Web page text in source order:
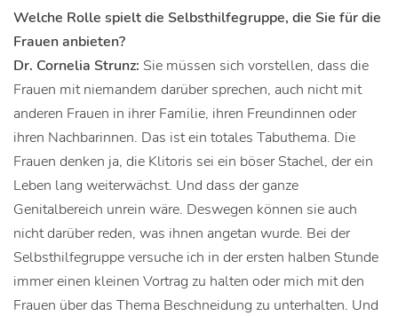
Welche Rolle spielt die Selbsthilfegruppe, die Sie für die
Frauen anbieten?
Dr. Cornelia Strunz: Sie müssen sich vorstellen, dass die
Frauen mit niemandem darüber sprechen, auch nicht mit
anderen Frauen in ihrer Familie, ihren Freundinnen oder
ihren Nachbarinnen. Das ist ein totales Tabuthema. Die
Frauen denken ja, die Klitoris sei ein böser Stachel, der ein
Leben lang weiterwächst. Und dass der ganze
Genitalbereich unrein wäre. Deswegen können sie auch
nicht darüber reden, was ihnen angetan wurde. Bei der
Selbsthilfegruppe versuche ich in der ersten halben Stunde
immer einen kleinen Vortrag zu halten oder mich mit den
Frauen über das Thema Beschneidung zu unterhalten. Und